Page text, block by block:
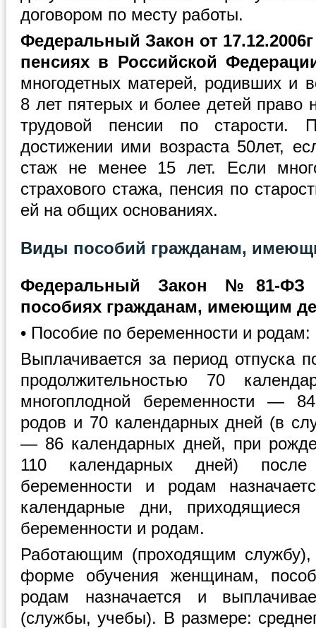
договором по месту работы.
Федеральный Закон от
пенсиях в Российской
многодетных матерей, родивших и
8 лет пятерых и более детей право
трудовой пенсии по старости.
достижении ими возраста 50лет,
стаж не менее 15 лет. Если
страхового стажа, пенсия по
ей на общих основаниях.
Виды пособий гражданам,
Федеральный Закон №81-ФЗ
пособиях гражданам, имеющим
• Пособие по беременности и родам:
Выплачивается за период отпуска
продолжительностью 70
многоплодной беременности —
родов и 70 календарных дней (в
— 86 календарных дней, при
110 календарных дней)
беременности и родам
календарные дни,
беременности и родам.
Работающим (проходящим
форме обучения женщинам,
родам назначается и
(службы, учебы). В размере: